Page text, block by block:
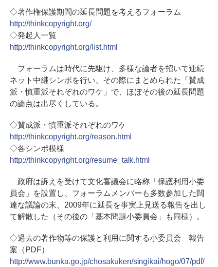
◇著作権保護期間の延長問題を考えるフォーラム
http://thinkcopyright.org/
◇発起人一覧
http://thinkcopyright.org/list.html
フォーラムは時代に先駆け、多様な論者を招いて連続
ネット中継シンポを行い、その際にまとめられた「賛成
派・慎重派それぞれのワケ」で、ほぼその後の延長問題
の論点は出尽くしている。
◇賛成派・慎重派それぞれのワケ
http://thinkcopyright.org/reason.html
◇各シンポ模様
http://thinkcopyright.org/resume_talk.html
政府は訴えを受けて文化審議会に略称「保護利用小委
員会」を設置し、フォーラムメンバーも多数参加した闊
達な議論の末、2009年に延長を事実上見送る報告を出し
て解散した（その後の「基本問題小委員会」も同様）。
◇過去の著作物等の保護と利用に関する小委員会 報告
案（PDF）
http://www.bunka.go.jp/chosakuken/singikai/hogo/07/pdf/